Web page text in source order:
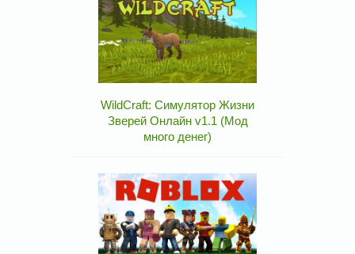
WildCraft: Симулятор Жизни
Зверей Онлайн v1.1 (Мод
много денег)